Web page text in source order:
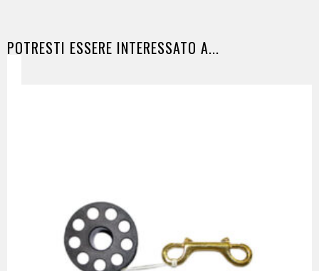
POTRESTI ESSERE INTERESSATO A...